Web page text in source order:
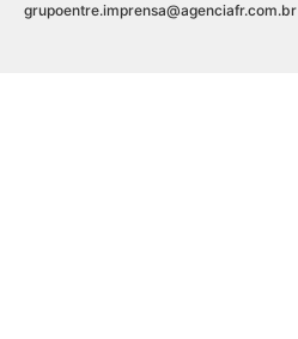
grupoentre.imprensa@agenciafr.com.br